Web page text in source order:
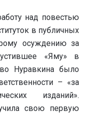
над повестью
в публичных
осуждению за
«Яму» в
Нуравкина было
– «за
изданий».
свою первую